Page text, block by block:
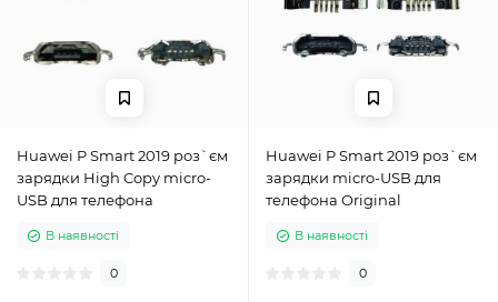
Huawei P Smart 2019 роз`єм
зарядки High Copy micro-
USB для телефона
В наявності
0
Huawei P Smart 2019 роз`єм
зарядки micro-USB для
телефона Original
В наявності
0